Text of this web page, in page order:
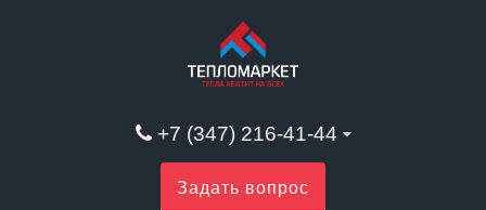
+7 (347) 216-41-44
Задать вопрос